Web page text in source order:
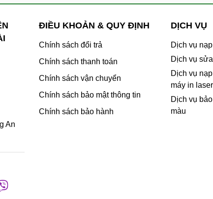
An
ĐIỀU KHOẢN & QUY ĐỊNH
Chính sách đổi trả
Chính sách thanh toán
Chính sách vận chuyển
Chính sách bảo mật thông tin
Chính sách bảo hành
DỊCH VỤ
Dịch vụ
Dịch vụ
Dịch vụ
máy in laser
Dịch vụ
màu